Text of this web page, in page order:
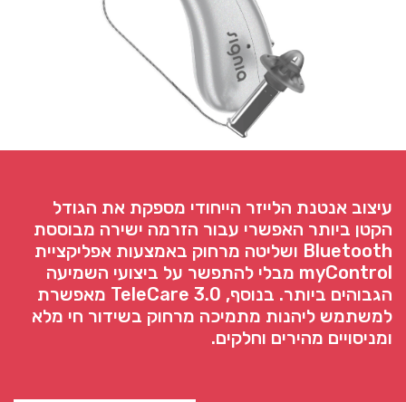
עיצוב אנטנת הלייזר הייחודי מספקת את הגודל
הקטן ביותר האפשרי עבור הזרמה ישירה מבוססת
Bluetooth ושליטה מרחוק באמצעות אפליקציית
myControl מבלי להתפשר על ביצועי השמיעה
הגבוהים ביותר. בנוסף, TeleCare 3.0 מאפשרת
למשתמש ליהנות מתמיכה מרחוק בשידור חי מלא
ומניסויים מהירים וחלקים.